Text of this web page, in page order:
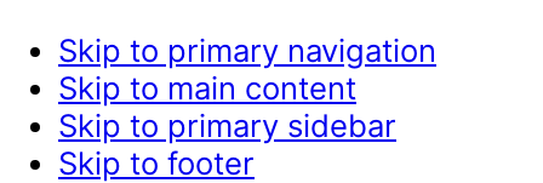
Skip to primary navigation
Skip to main content
Skip to primary sidebar
Skip to footer